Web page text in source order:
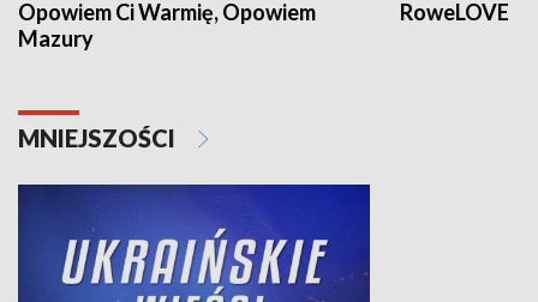
Opowiem Ci Warmię, Opowiem
Mazury
RoweLOVE
MNIEJSZOŚCI